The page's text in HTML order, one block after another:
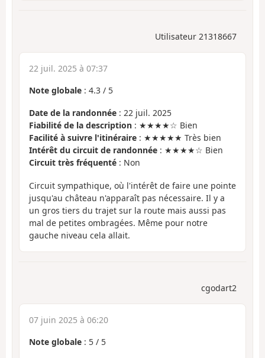
Utilisateur 21318667
22 juil. 2025 à 07:37
Note globale : 4.3 / 5
Date de la randonnée : 22 juil. 2025
Fiabilité de la description : ★★★★☆ Bien
Facilité à suivre l'itinéraire : ★★★★★ Très bien
Intérêt du circuit de randonnée : ★★★★☆ Bien
Circuit très fréquenté : Non
Circuit sympathique, où l'intérêt de faire une pointe
jusqu'au château n'apparaît pas nécessaire. Il y a
un gros tiers du trajet sur la route mais aussi pas
mal de petites ombragées. Même pour notre
gauche niveau cela allait.
cgodart2
07 juin 2025 à 06:20
Note globale : 5 / 5